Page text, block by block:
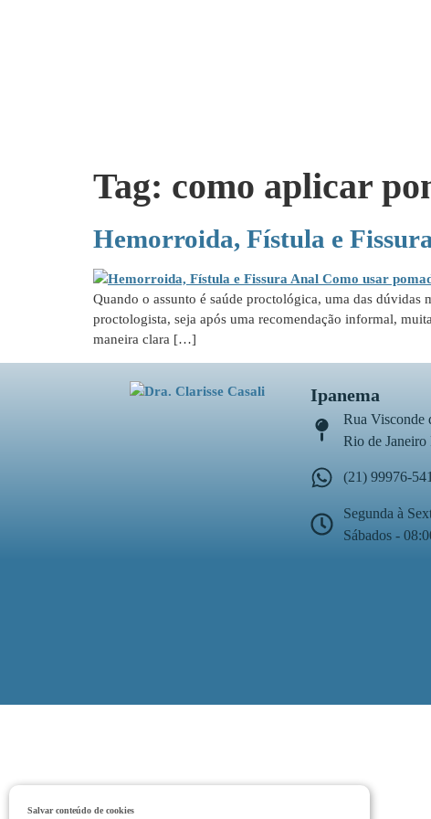
Salvar conteúdo de cookies
Tag: como aplicar
Hemorroida, Fístula e
Quando o assunto é saúde proctológica, uma das dúvidas
proctologista, seja após uma recomendação informal,
maneira clara […]
Ipanema
Rua Visconde
Rio de Janeiro
(21) 99976-
Segunda à
Sábados -